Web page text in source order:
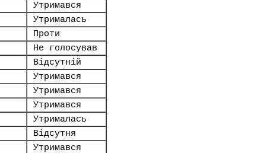
Утримався
Утрималась
Проти
Не голосував
Відсутній
Утримався
Утримався
Утримався
Утрималась
Відсутня
Утримався